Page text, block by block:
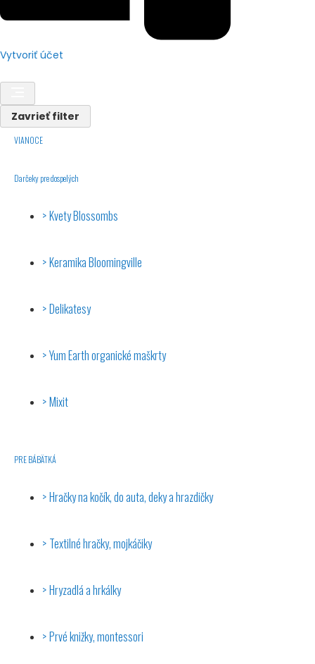
Vytvoriť účet
Zavrieť filter
VIANOCE
Darčeky pre dospelých
Kvety Blossombs
Keramika Bloomingville
Delikatesy
Yum Earth organické maškrty
Mixit
PRE BÁBÄTKÁ
Hračky na kočík, do auta, deky a hrazdičky
Textilné hračky, mojkáčiky
Hryzadlá a hrkálky
Prvé knižky, montessori